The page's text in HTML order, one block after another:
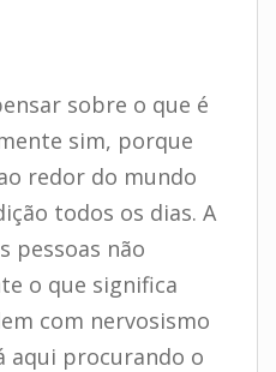
sobre o que é
sim, porque
redor do mundo
todos os dias. A
pessoas não
o que significa
com nervosismo
aqui procurando o